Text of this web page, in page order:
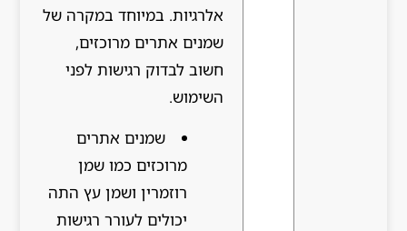
אלרגיות. במיוחד במקרה של
שמנים אתרים מרוכזים,
חשוב לבדוק רגישות לפני
השימוש.
שמנים אתרים
מרוכזים כמו שמן
רוזמרין ושמן עץ התה
יכולים לעורר רגישות